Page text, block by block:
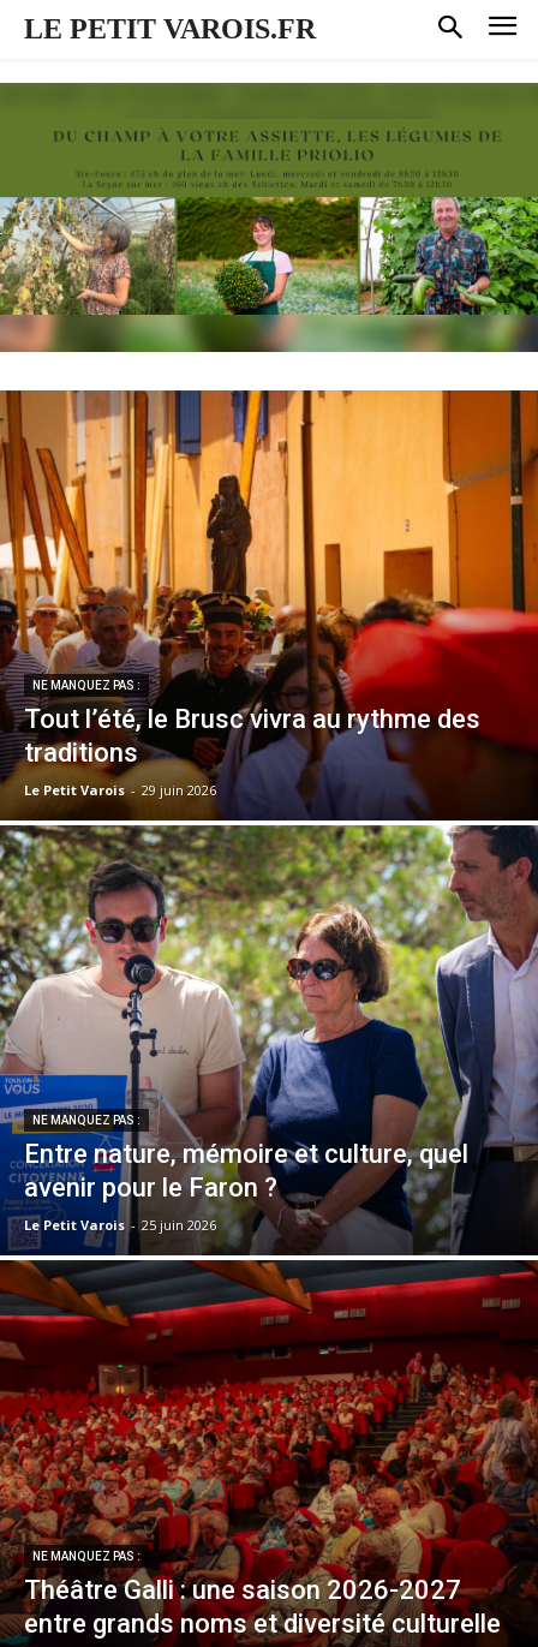
LE PETIT VAROIS.FR
NE MANQUEZ PAS :
Tout l’été, le Brusc vivra au rythme des
traditions
Le Petit Varois - 29 juin 2026
NE MANQUEZ PAS :
Entre nature, mémoire et culture, quel
avenir pour le Faron ?
Le Petit Varois - 25 juin 2026
NE MANQUEZ PAS :
Théâtre Galli : une saison 2026-2027
entre grands noms et diversité culturelle